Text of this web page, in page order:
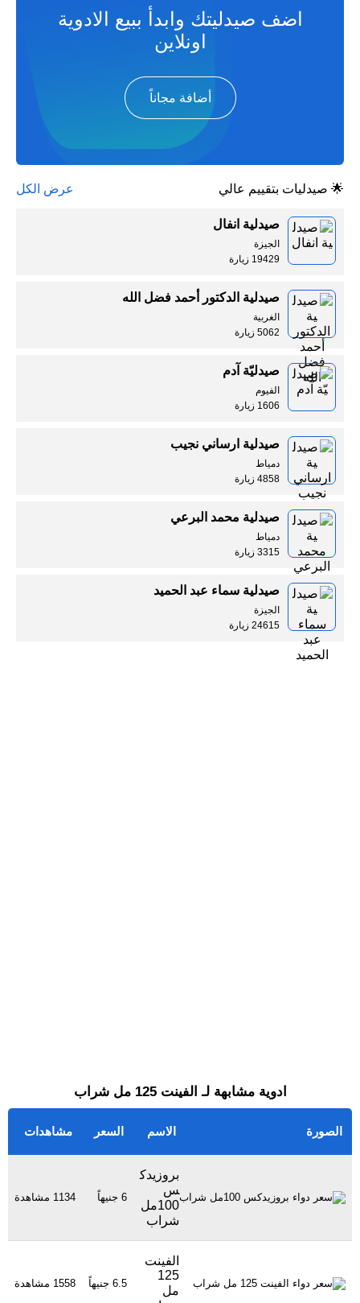
اضف صيدليتك وابدأ ببيع الادوية
اونلاين
أضافة مجاناً
🌟 صيدليات بتقييم عالي عرض الكل
صيدلية انفال
الجيزة
19429 زيارة
صيدلية الدكتور أحمد فضل الله
الغربية
5062 زيارة
صيدليّة آدم
الفيوم
1606 زيارة
صيدلية ارساني نجيب
دمياط
4858 زيارة
صيدلية محمد البرعي
دمياط
3315 زيارة
صيدلية سماء عبد الحميد
الجيزة
24615 زيارة
ادوية مشابهة لـ الفينت 125 مل شراب
الصورة الاسم السعر مشاهدات
بروزيدك
س
100مل
شراب
6 جنيهاً 1134 مشاهدة
الفينت
125
مل
6.5 جنيهاً 1558 مشاهدة